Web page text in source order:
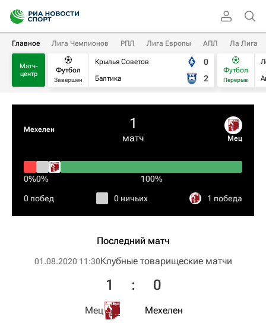
Главное Лига Чемпионов РПЛ Лига Европы АПЛ Ла Лига
Матч-
центр
Футбол
Завершен
Крылья Советов
Балтика
0
2
Футбол
Перерыв
Мехелен 1
матч Мец
0%0% 100%
0 побед 0 ничьих 1 победа
Последний матч
01.08.2020 11:30Клубные товарищеские матчи
Мец
1 : 0
Мехелен